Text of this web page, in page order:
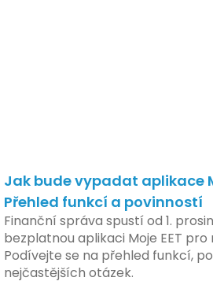
Jak bude vypadat aplikace
Přehled funkcí a povinností
Finanční správa spustí od 1.
bezplatnou aplikaci Moje EET
Podívejte se na přehled funkcí,
nejčastějších otázek.